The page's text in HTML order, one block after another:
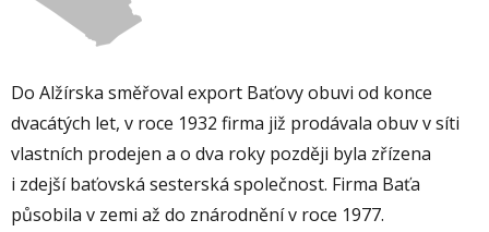
Do Alžírska směřoval export Baťovy obuvi od konce
dvacátých let, v roce 1932 firma již prodávala obuv v síti
vlastních prodejen a o dva roky později byla zřízena
i zdejší baťovská sesterská společnost. Firma Baťa
působila v zemi až do znárodnění v roce 1977.